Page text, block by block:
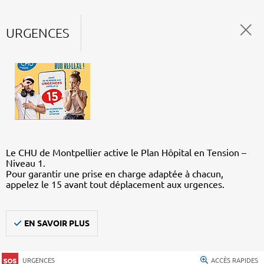
URGENCES
Le CHU de Montpellier active le Plan Hôpital en Tension –
Niveau 1.
Pour garantir une prise en charge adaptée à chacun,
appelez le 15 avant tout déplacement aux urgences.
EN SAVOIR PLUS
URGENCES ACCÈS RAPIDES